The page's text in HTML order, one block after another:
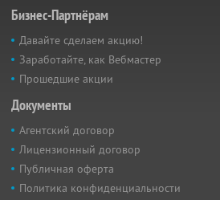
Бизнес-Партнёрам
Давайте сделаем акцию!
Заработайте, как Вебмастер
Прошедшие акции
Документы
Агентский договор
Лицензионный договор
Публичная оферта
Политика конфиденциальности